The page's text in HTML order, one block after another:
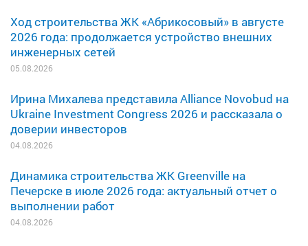
Ход строительства ЖК «Абрикосовый» в августе
2026 года: продолжается устройство внешних
инженерных сетей
05.08.2026
Ирина Михалева представила Alliance Novobud на
Ukraine Investment Congress 2026 и рассказала о
доверии инвесторов
04.08.2026
Динамика строительства ЖК Greenville на
Печерске в июле 2026 года: актуальный отчет о
выполнении работ
04.08.2026